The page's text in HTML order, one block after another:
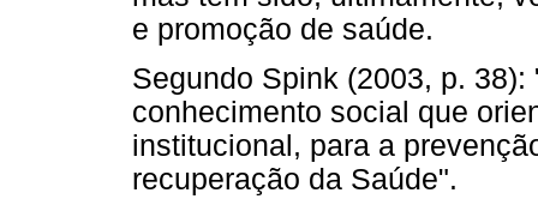
e promoção de saúde.
Segundo Spink (2003, p.
conhecimento social que
institucional, para a
recuperação da Saúde".